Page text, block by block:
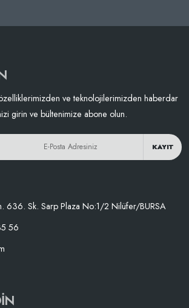
ve teknolojilerimizden haberdar
girin ve bültenimize abone olun.
KAYIT
636. Sk. Sarp Plaza No:1/2 Nilüfer/BURSA
56